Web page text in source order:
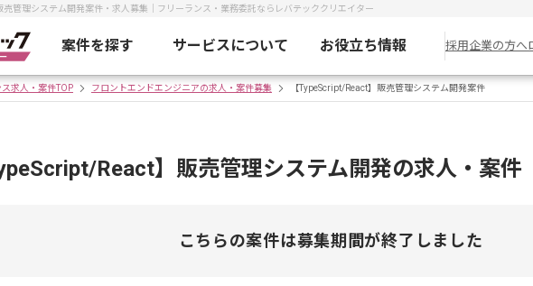
売管理システム開発案件・求人募集｜フリーランス・業務委託ならレバテッククリエイター
案件を探す サービスについて お役立ち情報 採用企業の方へ
求人・案件TOP フロントエンドエンジニアの求人・案件募集 【TypeScript/React】販売管理システム開発案件
React】販売管理システム開発の求人・案件
こちらの案件は募集期間が終了しました